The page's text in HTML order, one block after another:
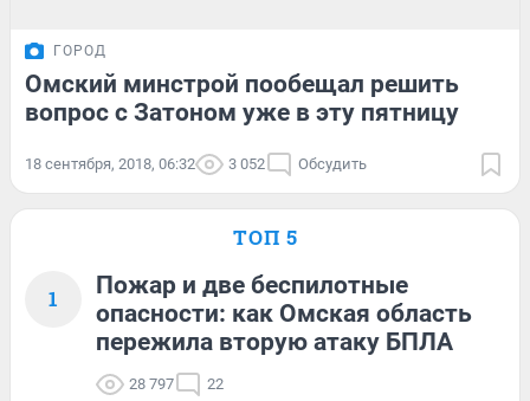
ГОРОД
Омский минстрой пообещал решить
вопрос с Затоном уже в эту пятницу
18 сентября, 2018, 06:32 3 052 Обсудить
ТОП 5
1
Пожар и две беспилотные
опасности: как Омская область
пережила вторую атаку БПЛА
28 797 22